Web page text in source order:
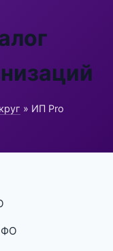
» ИП Pro
ФО